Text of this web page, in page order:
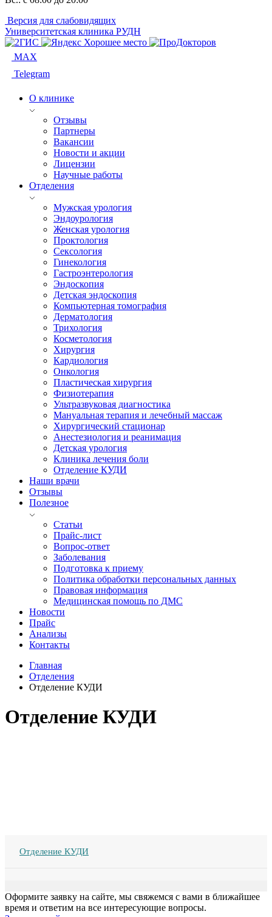
Версия для слабовидящих
Университетская клиника РУДН
MAX
Telegram
О клинике
Отзывы
Партнеры
Вакансии
Новости и акции
Лицензии
Научные работы
Отделения
Мужская урология
Эндоурология
Женская урология
Проктология
Сексология
Гинекология
Гастроэнтерология
Эндоскопия
Детская эндоскопия
Компьютерная томография
Дерматология
Трихология
Косметология
Хирургия
Кардиология
Онкология
Пластическая хирургия
Физиотерапия
Ультразвуковая диагностика
Мануальная терапия и лечебный массаж
Хирургический стационар
Анестезиология и реанимация
Детская урология
Клиника лечения боли
Отделение КУДИ
Наши врачи
Отзывы
Полезное
Статьи
Прайс-лист
Вопрос-ответ
Заболевания
Подготовка к приему
Политика обработки персональных данных
Правовая информация
Медицинская помощь по ДМС
Новости
Прайс
Анализы
Контакты
Главная
Отделения
Отделение КУДИ
Отделение КУДИ
Отделение КУДИ
Оформите заявку на сайте, мы свяжемся с вами в ближайшее
время и ответим на все интересующие вопросы.